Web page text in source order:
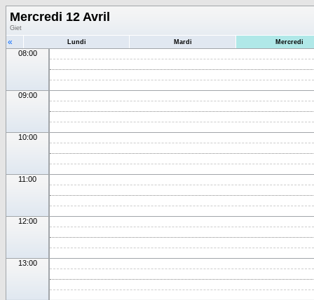
Mercredi 12 Avril
Giet
« Lundi Mardi Mercredi
08:00
09:00
10:00
11:00
12:00
13:00